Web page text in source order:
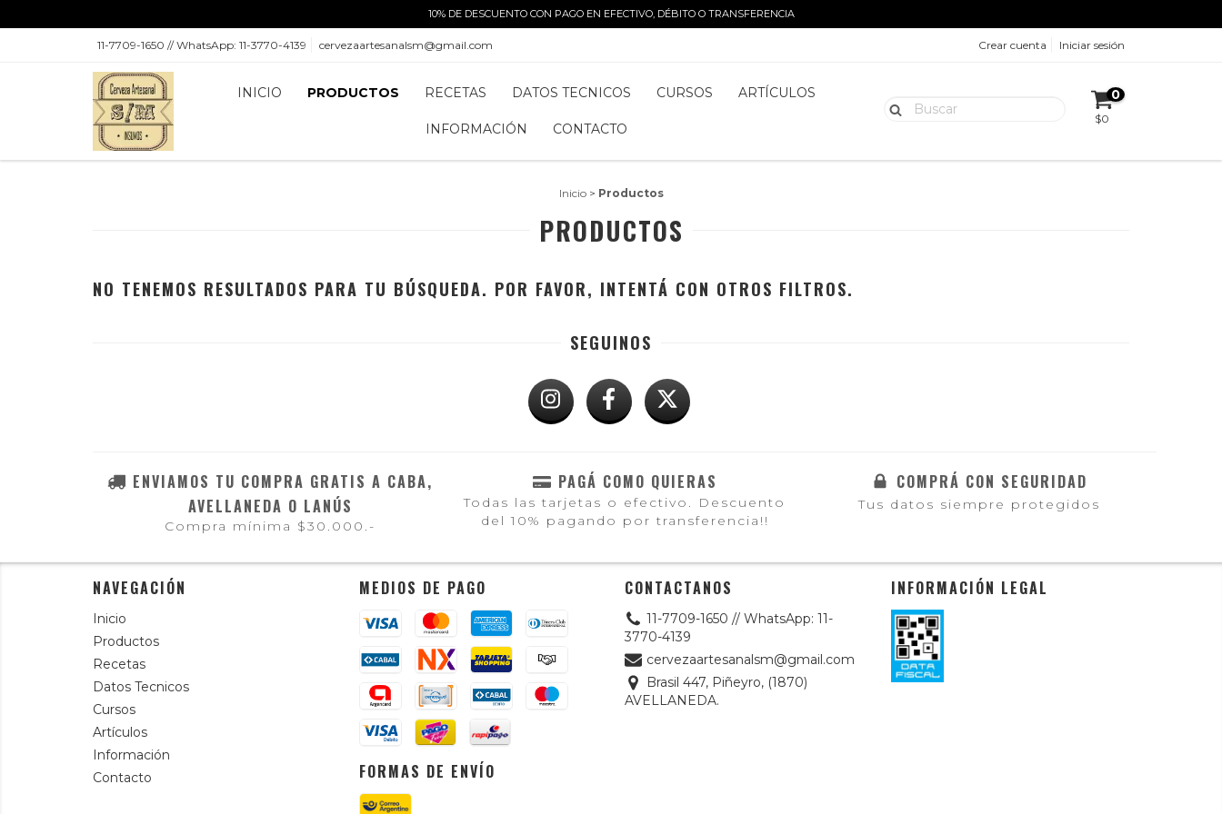
10% DE DESCUENTO CON PAGO EN EFECTIVO, DÉBITO O TRANSFERENCIA
11-7709-1650 // WhatsApp: 11-3770-4139 cervezaartesanalsm@gmail.com Crear cuenta Iniciar sesión
INICIO PRODUCTOS RECETAS DATOS TECNICOS CURSOS ARTÍCULOS
INFORMACIÓN CONTACTO
0
$0
Inicio > Productos
PRODUCTOS
NO TENEMOS RESULTADOS PARA TU BÚSQUEDA. POR FAVOR, INTENTÁ CON OTROS FILTROS.
SEGUINOS
ENVIAMOS TU COMPRA GRATIS A CABA,
AVELLANEDA O LANÚS
Compra mínima $30.000.-
PAGÁ COMO QUIERAS
Todas las tarjetas o efectivo. Descuento
del 10% pagando por transferencia!!
COMPRÁ CON SEGURIDAD
Tus datos siempre protegidos
NAVEGACIÓN
Inicio
Productos
Recetas
Datos Tecnicos
Cursos
Artículos
Información
Contacto
MEDIOS DE PAGO
FORMAS DE ENVÍO
CONTACTANOS
11-7709-1650 // WhatsApp: 11-
3770-4139
cervezaartesanalsm@gmail.com
Brasil 447, Piñeyro, (1870)
AVELLANEDA.
INFORMACIÓN LEGAL